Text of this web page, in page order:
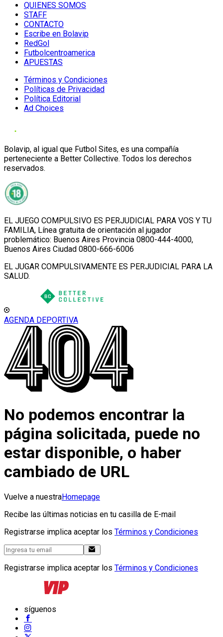
QUIENES SOMOS
STAFF
CONTACTO
Escribe en Bolavip
RedGol
Futbolcentroamerica
APUESTAS
Términos y Condiciones
Políticas de Privacidad
Política Editorial
Ad Choices
Bolavip, al igual que Futbol Sites, es una compañía
perteneciente a Better Collective. Todos los derechos
reservados.
EL JUEGO COMPULSIVO ES PERJUDICIAL PARA VOS Y TU
FAMILIA, Línea gratuita de orientación al jugador
problemático: Buenos Aires Provincia 0800-444-4000,
Buenos Aires Ciudad 0800-666-6006
EL JUGAR COMPULSIVAMENTE ES PERJUDICIAL PARA LA
SALUD.
AGENDA DEPORTIVA
No podemos encontrar la
página solicitada, puede no
estar disponible, o haber
cambiado de URL
Vuelve a nuestraHomepage
Recibe las últimas noticias en tu casilla de E-mail
Registrarse implica aceptar los Términos y Condiciones
Registrarse implica aceptar los Términos y Condiciones
síguenos